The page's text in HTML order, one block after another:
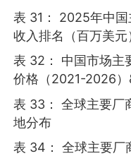
表 31： 2025年中
收入排名（百万美元
表 32： 中国市场主
价格（2021-2026）
表 33： 全球主要厂
地分布
表 34： 全球主要厂